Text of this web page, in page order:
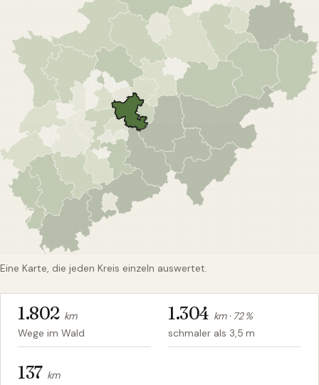
Eine Karte, die jeden Kreis einzeln auswertet.
1.802 km
Wege im Wald
1.304 km · 72%
schmaler als 3,5 m
137 km